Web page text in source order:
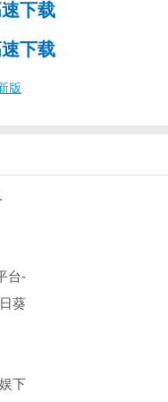
下载
下载
版
台-
葵
下